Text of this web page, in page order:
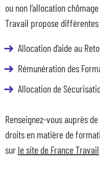
ou non l’allocation
Travail propose
Allocation d’aide au
Rémunération des
Allocation de
Renseignez-vous auprès
droits en matière de
sur le site de France Travail